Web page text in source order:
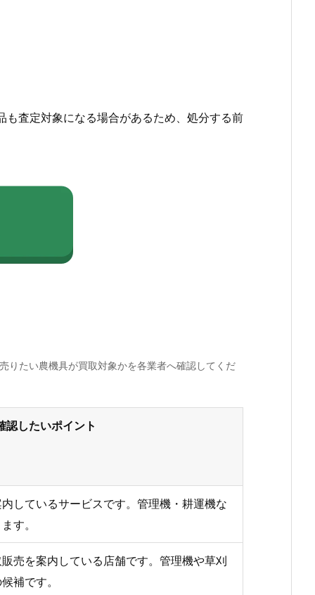
査定対象になる場合があるため、処分する前
りたい農機具が買取対象かを各業者へ確認してくだ
認したいポイント
しているサービスです。管理機・耕運機な
す。
売を案内している店舗です。管理機や草刈
補です。